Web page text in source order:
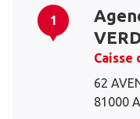
1
Caisse
62
81000